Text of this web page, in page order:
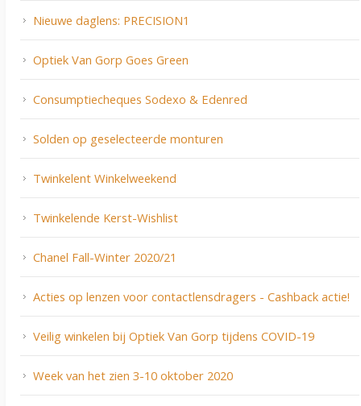
Nieuwe daglens: PRECISION1
Optiek Van Gorp Goes Green
Consumptiecheques Sodexo & Edenred
Solden op geselecteerde monturen
Twinkelent Winkelweekend
Twinkelende Kerst-Wishlist
Chanel Fall-Winter 2020/21
Acties op lenzen voor contactlensdragers - Cashback actie!
Veilig winkelen bij Optiek Van Gorp tijdens COVID-19
Week van het zien 3-10 oktober 2020